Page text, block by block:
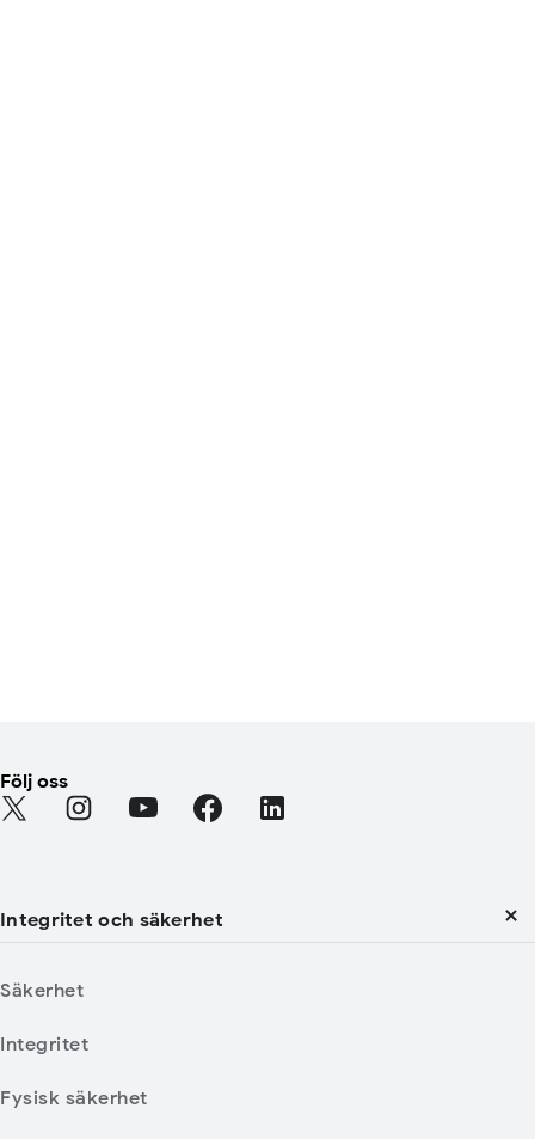
Följ oss
Find Android on Twitter
Find Android on Instagram
Find Android on YouTube
Find Android on Facebook
Find Android on LinkedIn
Integritet och säkerhet
Säkerhet
Integritet
Fysisk säkerhet